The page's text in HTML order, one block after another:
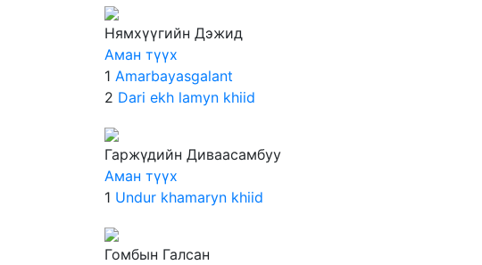
Нямхүүгийн Дэжид
Аман түүх
1 Amarbayasgalant
2 Dari ekh lamyn khiid
Гаржүдийн Диваасамбуу
Аман түүх
1 Undur khamaryn khiid
Гомбын Галсан